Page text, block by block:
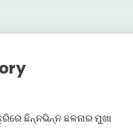
ଛିନ୍ନଭିନ୍ନ ଛଳନାର ମୁଖା